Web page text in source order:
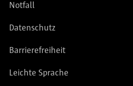
Notfall
Datenschutz
Barrierefreiheit
Leichte Sprache